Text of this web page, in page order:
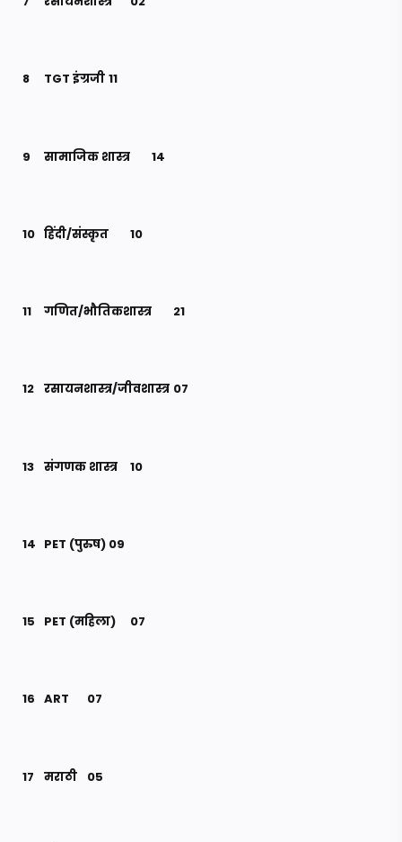
8 TGT इंग्रजी 11
9 सामाजिक शास्त्र 14
10 हिंदी/संस्कृत 10
11 गणित/भौतिकशास्त्र 21
12 रसायनशास्त्र/जीवशास्त्र 07
13 संगणक शास्त्र 10
14 PET (पुरुष) 09
15 PET (महिला) 07
16 ART 07
17 मराठी 05